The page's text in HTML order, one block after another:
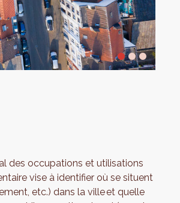
des occupations et utilisations
vise à identifier où se situent
etc.) dans la ville et quelle